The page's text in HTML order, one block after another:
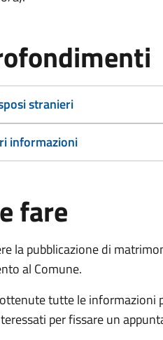
stranieri
informazioni
fare
la pubblicazione di
al Comune.
tutte le informazioni
per fissare un